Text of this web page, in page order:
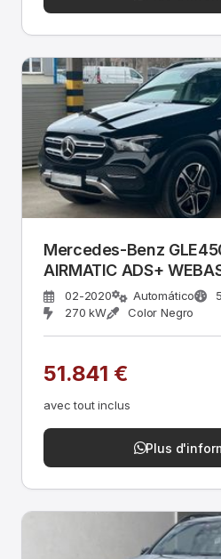
Mercedes-Benz
AIRMATIC ADS+
02-2020 Automático
270 kW
Color Negro
51.841 €
avec tout inclus
Plus